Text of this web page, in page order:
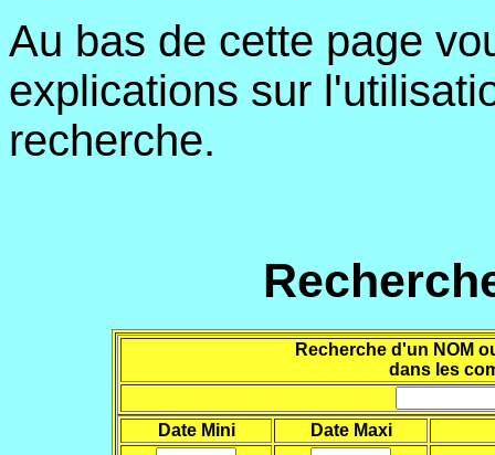
Au bas de cette page
explications sur
recherche.
Recherche d'un NOM
dans les
Date Mini Date Maxi